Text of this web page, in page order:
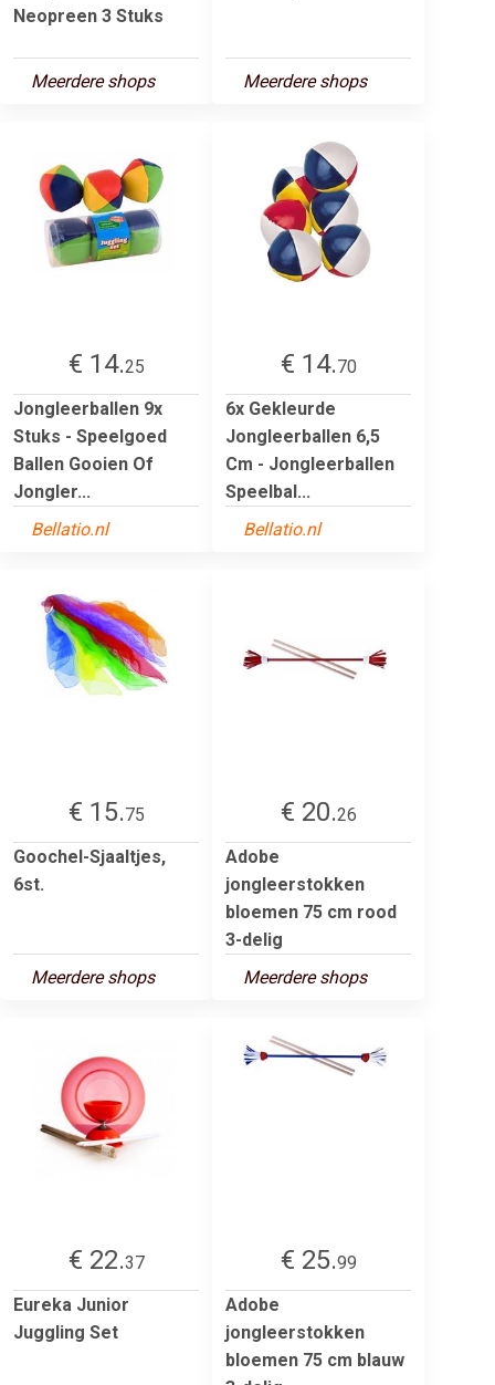
Neopreen 3 Stuks
Meerdere shops Meerdere shops
€ 14.25
Jongleerballen 9x
Stuks - Speelgoed
Ballen Gooien Of
Jongler...
Bellatio.nl
€ 14.70
6x Gekleurde
Jongleerballen 6,5
Cm - Jongleerballen
Speelbal...
Bellatio.nl
€ 15.75
Goochel-Sjaaltjes,
6st.
Meerdere shops
€ 20.26
Adobe
jongleerstokken
bloemen 75 cm rood
3-delig
Meerdere shops
€ 22.37
Eureka Junior
Juggling Set
€ 25.99
Adobe
jongleerstokken
bloemen 75 cm blauw